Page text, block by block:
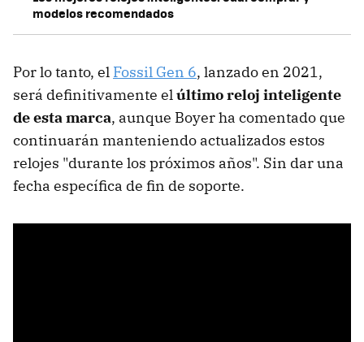
modelos recomendados
Por lo tanto, el Fossil Gen 6, lanzado en 2021,
será definitivamente elúltimo reloj inteligente
de esta marca, aunque Boyer ha comentado que
continuarán manteniendo actualizados estos
relojes "durante los próximos años". Sin dar una
fecha específica de fin de soporte.